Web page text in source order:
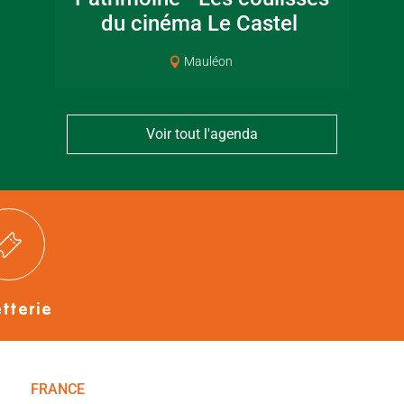
du cinéma Le Castel
Mauléon
Voir tout l'agenda
FRANCE